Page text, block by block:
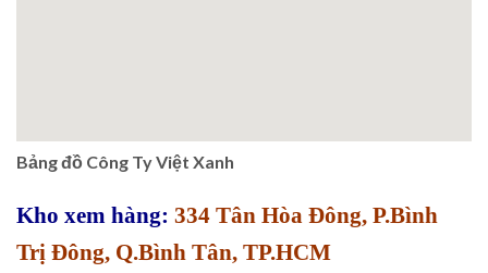
Bảng đồ Công Ty Việt Xanh
Kho xem hàng: 334 Tân Hòa Đông, P.Bình
Trị Đông, Q.Bình Tân, TP.HCM